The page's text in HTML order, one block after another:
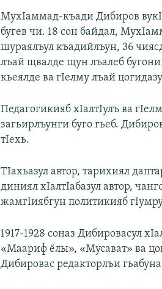
МухIаммад-къади Дибиров
бугев чи. 18 сон байдал,
шураялъул къадийлъун, 36
лъай щвалде щун лъалеб
кьеялде ва гIелму лъай
Педагогикияб хIалтIулъ ва
загьирлъунги буго гьеб.
тIехь.
ТIахьазул автор, тарихиял
диниял хIалтIабазул автор,
жамгIиябгун политикияб
1917-1928 соназ Дибировасул
«Маариф ёлы», «Мусават» ва
Дибировас редакторлъи